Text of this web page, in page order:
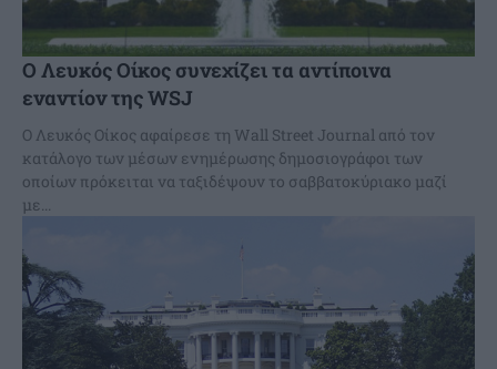
Ο Λευκός Οίκος συνεχίζει τα αντίποινα
εναντίον της WSJ
Ο Λευκός Οίκος αφαίρεσε τη Wall Street Journal από τον
κατάλογο των μέσων ενημέρωσης δημοσιογράφοι των
οποίων πρόκειται να ταξιδέψουν το σαββατοκύριακο μαζί
με...